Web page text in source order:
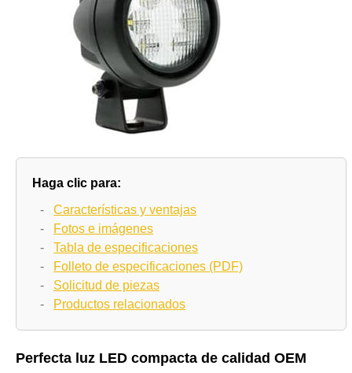
Haga clic para:
- Características y ventajas
-
Fotos e imágenes
- Tabla de especificaciones
-
Folleto de especificaciones (PDF)
- Solicitud de piezas
-
Productos relacionados
Perfecta luz LED compacta de calidad OEM